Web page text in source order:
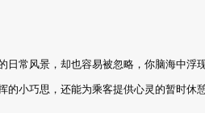
日常风景，却也容易被忽略，你脑海中
小巧思，还能为乘客提供心灵的暂时休